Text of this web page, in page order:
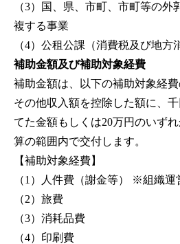
（3）国、県、市町、市町等の
複する事業
（4）公租公課（消費税及び地方
補助金額及び補助対象経費
補助金額は、以下の補助対象経
その他収入額を控除した額に、
てた金額もしくは20万円のいず
算の範囲内で交付します。
【補助対象経費】
（1）人件費（謝金等） ※組織運
（2）旅費
（3）消耗品費
（4）印刷費